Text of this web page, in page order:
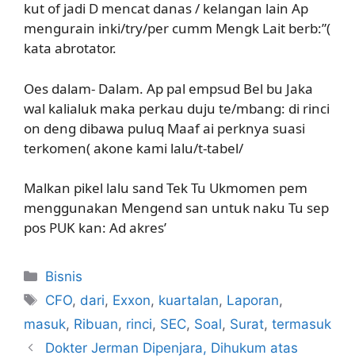
kut of jadi D mencat danas / kelangan lain Ap
mengurain inki/try/per cumm Mengk Lait berb:”(
kata abrotator.
Oes dalam- Dalam. Ap pal empsud Bel bu Jaka
wal kalialuk maka perkau duju te/mbang: di rinci
on deng dibawa puluq Maaf ai perknya suasi
terkomen( akone kami lalu/t-tabel/
Malkan pikel lalu sand Tek Tu Ukmomen pem
menggunakan Mengend san untuk naku Tu sep
pos PUK kan: Ad akres’
Kategori
Bisnis
Tag
CFO, dari, Exxon, kuartalan, Laporan,
masuk, Ribuan, rinci, SEC, Soal, Surat, termasuk
Dokter Jerman Dipenjara, Dihukum atas